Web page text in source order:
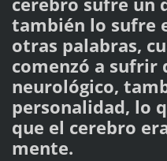
también lo sufre
otras palabras,
comenzó a sufrir
neurológico,
personalidad, lo
que el cerebro
mente.